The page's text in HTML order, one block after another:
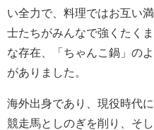
い全力で、料理ではお互い
士たちがみんなで強くたく
な存在、「ちゃんこ鍋」の
がありました。
海外出身であり、現役時代
競走馬としのぎを削り、そ